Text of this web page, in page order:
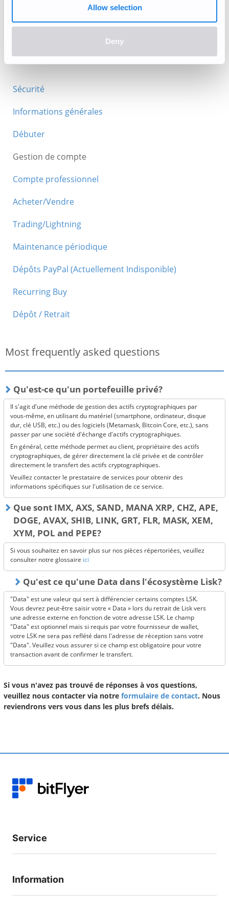
Allow selection
Deny
Vous devez soumettre les informations financières demandées
Sécurité
Informations générales
Débuter
Gestion de compte
Compte professionnel
Acheter/Vendre
Trading/Lightning
Maintenance périodique
Dépôts PayPal (Actuellement Indisponible)
Recurring Buy
Dépôt / Retrait
Most frequently asked questions
Qu'est-ce qu'un portefeuille privé?
Il s'agit d'une méthode de gestion des actifs cryptographiques par
vous-même, en utilisant du matériel (smartphone, ordinateur, disque
dur, clé USB, etc.) ou des logiciels (Metamask, Bitcoin Core, etc.), sans
passer par une société d'échange d'actifs cryptographiques.
En général, cette méthode permet au client, propriétaire des actifs
cryptographiques, de gérer directement la clé privée et de contrôler
directement le transfert des actifs cryptographiques.
Veuillez contacter le prestataire de services pour obtenir des
informations spécifiques sur l'utilisation de ce service.
Que sont IMX, AXS, SAND, MANA XRP, CHZ, APE,
DOGE, AVAX, SHIB, LINK, GRT, FLR, MASK, XEM,
XYM, POL and PEPE?
Si vous souhaitez en savoir plus sur nos pièces répertoriées, veuillez
consulter notre glossaire ici
Qu'est ce qu'une Data dans l'écosystème Lisk?
"Data" est une valeur qui sert à différencier certains comptes LSK.
Vous devrez peut-être saisir votre « Data » lors du retrait de Lisk vers
une adresse externe en fonction de votre adresse LSK. Le champ
"Data" est optionnel mais si requis par votre fournisseur de wallet,
votre LSK ne sera pas reflété dans l'adresse de réception sans votre
"Data". Veuillez vous assurer si ce champ est obligatoire pour votre
transaction avant de confirmer le transfert.
Si vous n'avez pas trouvé de réponses à vos questions,
veuillez nous contacter via notre formulaire de contact. Nous
reviendrons vers vous dans les plus brefs délais.
Service
Information